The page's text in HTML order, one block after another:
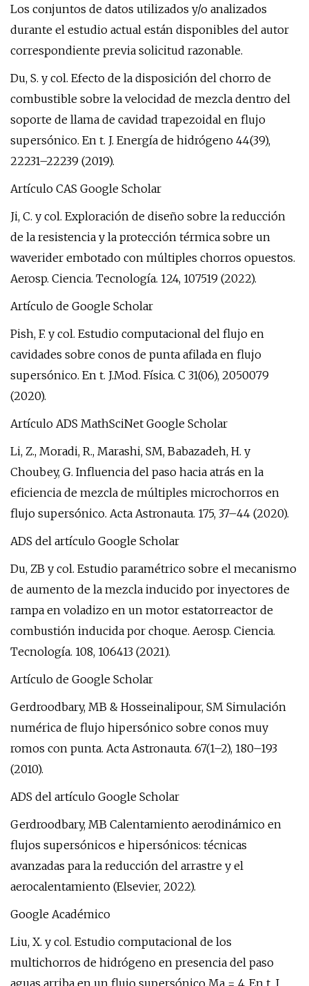
Los conjuntos de datos utilizados y/o analizados
durante el estudio actual están disponibles del autor
correspondiente previa solicitud razonable.
Du, S. y col. Efecto de la disposición del chorro de
combustible sobre la velocidad de mezcla dentro del
soporte de llama de cavidad trapezoidal en flujo
supersónico. En t. J. Energía de hidrógeno 44(39),
22231–22239 (2019).
Artículo CAS Google Scholar
Ji, C. y col. Exploración de diseño sobre la reducción
de la resistencia y la protección térmica sobre un
waverider embotado con múltiples chorros opuestos.
Aerosp. Ciencia. Tecnología. 124, 107519 (2022).
Artículo de Google Scholar
Pish, F. y col. Estudio computacional del flujo en
cavidades sobre conos de punta afilada en flujo
supersónico. En t. J.Mod. Física. C 31(06), 2050079
(2020).
Artículo ADS MathSciNet Google Scholar
Li, Z., Moradi, R., Marashi, SM, Babazadeh, H. y
Choubey, G. Influencia del paso hacia atrás en la
eficiencia de mezcla de múltiples microchorros en
flujo supersónico. Acta Astronauta. 175, 37–44 (2020).
ADS del artículo Google Scholar
Du, ZB y col. Estudio paramétrico sobre el mecanismo
de aumento de la mezcla inducido por inyectores de
rampa en voladizo en un motor estatorreactor de
combustión inducida por choque. Aerosp. Ciencia.
Tecnología. 108, 106413 (2021).
Artículo de Google Scholar
Gerdroodbary, MB & Hosseinalipour, SM Simulación
numérica de flujo hipersónico sobre conos muy
romos con punta. Acta Astronauta. 67(1–2), 180–193
(2010).
ADS del artículo Google Scholar
Gerdroodbary, MB Calentamiento aerodinámico en
flujos supersónicos e hipersónicos: técnicas
avanzadas para la reducción del arrastre y el
aerocalentamiento (Elsevier, 2022).
Google Académico
Liu, X. y col. Estudio computacional de los
multichorros de hidrógeno en presencia del paso
aguas arriba en un flujo supersónico Ma = 4. En t. J.